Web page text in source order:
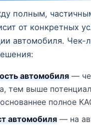
полным,
от конкретных
автомобиля. Чек-
автомобиля—
тем выше
полное
автомобиля— на